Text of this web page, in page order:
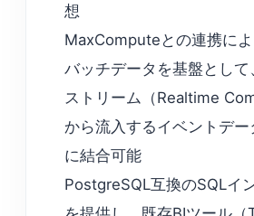
想
MaxComputeとの連携に
バッチデータを基盤とし
ストリーム（Realtime
から流入するイベントデ
に結合可能
PostgreSQL互換のSQLイ